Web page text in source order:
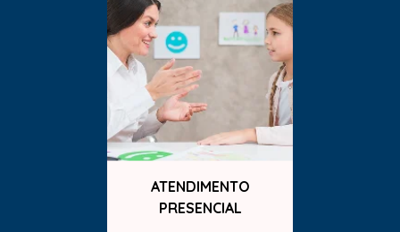
ATENDIMENTO
PRESENCIAL